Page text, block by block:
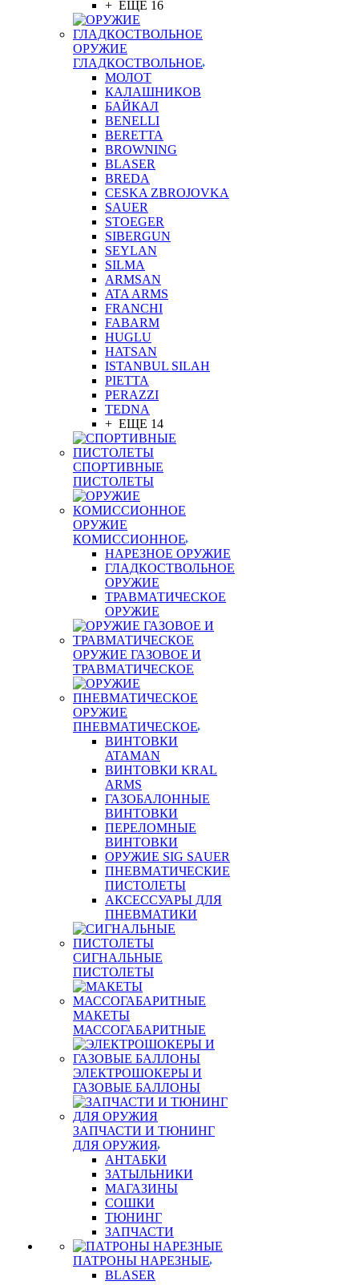
+ ЕЩЕ 16
ОРУЖИЕ
ГЛАДКОСТВОЛЬНОЕ
МОЛОТ
КАЛАШНИКОВ
БАЙКАЛ
BENELLI
BERETTA
BROWNING
BLASER
BREDA
CESKA ZBROJOVKA
SAUER
STOEGER
SIBERGUN
SEYLAN
SILMA
ARMSAN
ATA ARMS
FRANCHI
FABARM
HUGLU
HATSAN
ISTANBUL SILAH
PIETTA
PERAZZI
TEDNA
+ ЕЩЕ 14
СПОРТИВНЫЕ
ПИСТОЛЕТЫ
ОРУЖИЕ
КОМИССИОННОЕ
НАРЕЗНОЕ ОРУЖИЕ
ГЛАДКОСТВОЛЬНОЕ
ОРУЖИЕ
ТРАВМАТИЧЕСКОЕ
ОРУЖИЕ
ОРУЖИЕ ГАЗОВОЕ И
ТРАВМАТИЧЕСКОЕ
ОРУЖИЕ
ПНЕВМАТИЧЕСКОЕ
ВИНТОВКИ
ATAMAN
ВИНТОВКИ KRAL
ARMS
ГАЗОБАЛОННЫЕ
ВИНТОВКИ
ПЕРЕЛОМНЫЕ
ВИНТОВКИ
ОРУЖИЕ SIG SAUER
ПНЕВМАТИЧЕСКИЕ
ПИСТОЛЕТЫ
АКСЕССУАРЫ ДЛЯ
ПНЕВМАТИКИ
СИГНАЛЬНЫЕ
ПИСТОЛЕТЫ
МАКЕТЫ
МАССОГАБАРИТНЫЕ
ЭЛЕКТРОШОКЕРЫ И
ГАЗОВЫЕ БАЛЛОНЫ
ЗАПЧАСТИ И ТЮНИНГ
ДЛЯ ОРУЖИЯ
АНТАБКИ
ЗАТЫЛЬНИКИ
МАГАЗИНЫ
СОШКИ
ТЮНИНГ
ЗАПЧАСТИ
ПАТРОНЫ НАРЕЗНЫЕ
BLASER